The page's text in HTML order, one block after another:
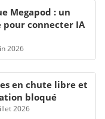
Megapod : un
connecter IA
2026
en chute libre et
bloqué
2026